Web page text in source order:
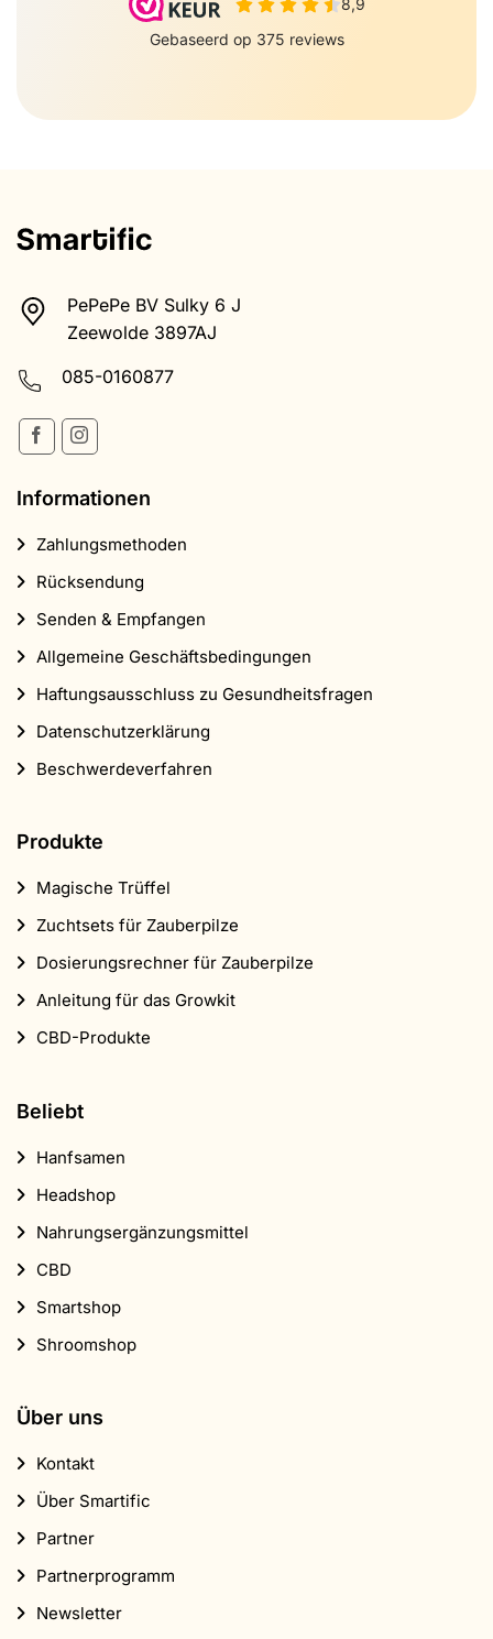
PePePe BV Sulky 6 J
Zeewolde 3897AJ
085-0160877
Informationen
Zahlungsmethoden
Rücksendung
Senden & Empfangen
Allgemeine Geschäftsbedingungen
Haftungsausschluss zu Gesundheitsfragen
Datenschutzerklärung
Beschwerdeverfahren
Produkte
Magische Trüffel
Zuchtsets für Zauberpilze
Dosierungsrechner für Zauberpilze
Anleitung für das Growkit
CBD-Produkte
Beliebt
Hanfsamen
Headshop
Nahrungsergänzungsmittel
CBD
Smartshop
Shroomshop
Über uns
Kontakt
Über Smartific
Partner
Partnerprogramm
Newsletter